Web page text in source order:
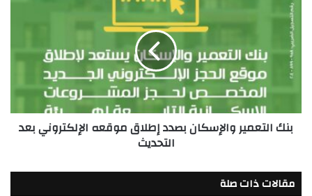
to
Empower
Young
Farmers
and
Advance
Local
Production
التعمير
والإسكان
بصدد
إطلاق
موقعه
الإلكتروني
التحديث
بنك التعمير والإسكان بصدد إطلاق موقعه الإلكتروني بعد
التحديث
مقالات ذات صلة